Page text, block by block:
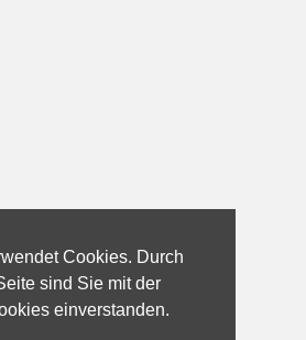
Cookies. Durch
sind Sie mit der
einverstanden.